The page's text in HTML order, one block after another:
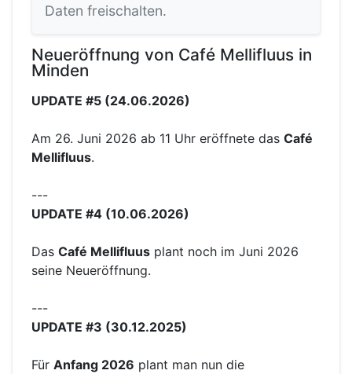
Daten freischalten.
Neueröffnung von Café Mellifluus in
Minden
UPDATE #5 (24.06.2026)
Am 26. Juni 2026 ab 11 Uhr eröffnete das Café
Mellifluus.
---
UPDATE #4 (10.06.2026)
Das Café Mellifluus plant noch im Juni 2026
seine Neueröffnung.
---
UPDATE #3 (30.12.2025)
Für Anfang 2026 plant man nun die